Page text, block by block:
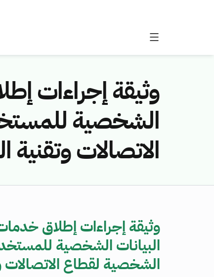
وثيقة إجراءات
الشخصية
الاتصالات وتقنية
وثيقة إجراءات إطلاق
البيانات الشخصية
الشخصية لقطاع الاتصالات